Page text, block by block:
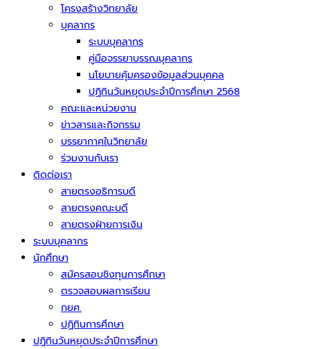
โครงสร้างวิทยาลัย
บุคลากร
ระบบบุคลากร
คู่มือจรรยาบรรณบุคลากร
นโยบายคุ้มครองข้อมูลส่วนบุคคล
ปฏิทินวันหยุดประจำปีการศึกษา 2568
คณะและหน่วยงาน
ข่าวสารและกิจกรรม
บรรยากาศในวิทยาลัย
ร่วมงานกับเรา
ติดต่อเรา
สายตรงอธิการบดี
สายตรงคณะบดี
สายตรงฝ่ายการเงิน
ระบบบุคลากร
นักศึกษา
สมัครสอบชิงทุนการศึกษา
ตรวจสอบผลการเรียน
กยศ.
ปฏิทินการศึกษา
ปฏิทินวันหยุดประจำปีการศึกษา